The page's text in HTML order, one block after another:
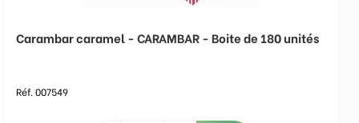
Carambar caramel - CARAMBAR - Boite de 180 unités
Réf. 007549